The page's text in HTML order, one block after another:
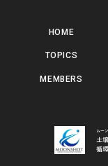
HOME
TOPICS
MEMBERS